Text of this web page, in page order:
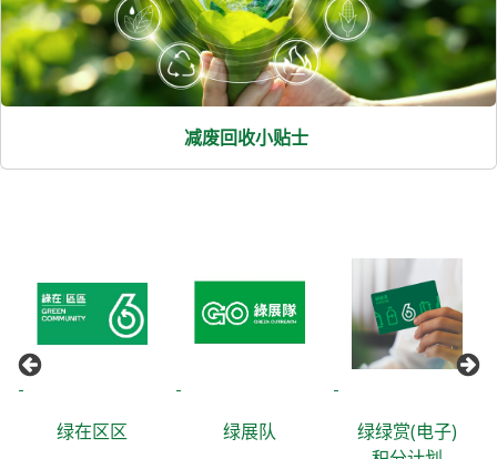
减废回收小贴士
绿在区区 绿展队
绿绿赏(电子)